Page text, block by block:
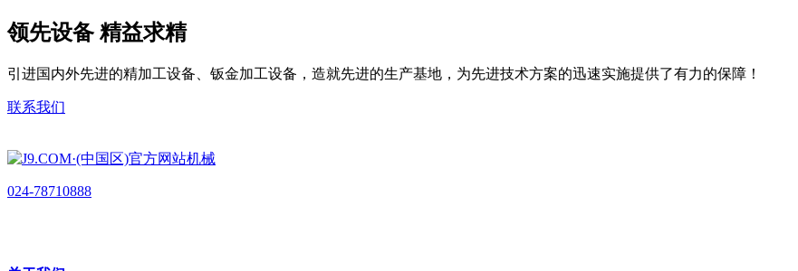
领先设备 精益求精
引进国内外先进的精加工设备、钣金加工设备，造就先进的生产基地，为先进技术方案的迅速实施提供了有力的保障！
联系我们
024-78710888